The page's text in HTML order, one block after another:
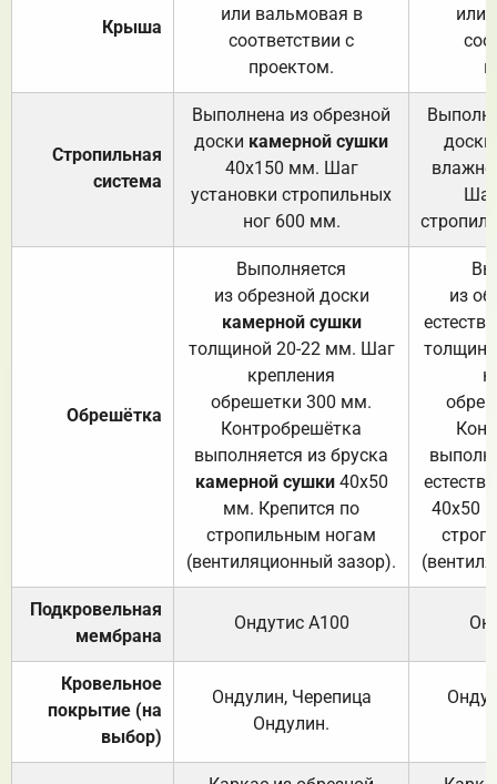
Крыша
или вальмовая в
соответствии с
проектом.
или
Стропильная
система
Выполнена из обрезной
доски камерной сушки
40х150 мм. Шаг
установки стропильных
ног 600 мм.
доски
Обрешётка
Выполняется
из обрезной доски
камерной сушки
толщиной 20-22 мм. Шаг
крепления
обрешетки 300 мм.
Контробрешётка
выполняется из бруска
камерной сушки40х50
мм. Крепится по
стропильным ногам
(вентиляционный зазор).
из
40х50
Подкровельная
мембрана
Ондутис А100
Кровельное
покрытие (на
выбор)
Ондулин, Черепица
Ондулин.